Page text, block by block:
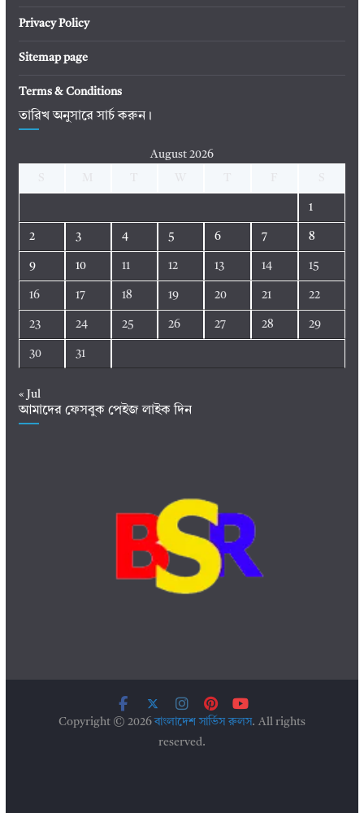
Privacy Policy
Sitemap page
Terms & Conditions
তারিখ অনুসারে সার্চ করুন।
August 2026
1
2 3 4 5 6 7 8
9 10 11 12 13 14 15
16 17 18 19 20 21 22
23 24 25 26 27 28 29
30 31
« Jul
আমাদের ফেসবুক পেইজ লাইক দিন
Copyright © 2026বাংলাদেশ সার্ভিস রুলস. All rights
reserved.